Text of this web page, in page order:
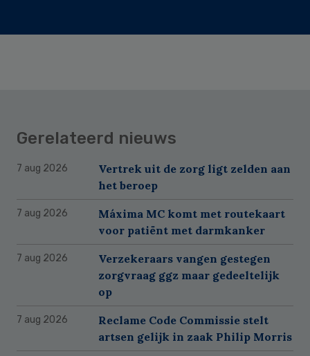
Gerelateerd nieuws
7 aug 2026
Vertrek uit de zorg ligt zelden aan
het beroep
7 aug 2026
Máxima MC komt met routekaart
voor patiënt met darmkanker
7 aug 2026
Verzekeraars vangen gestegen
zorgvraag ggz maar gedeeltelijk
op
7 aug 2026
Reclame Code Commissie stelt
artsen gelijk in zaak Philip Morris